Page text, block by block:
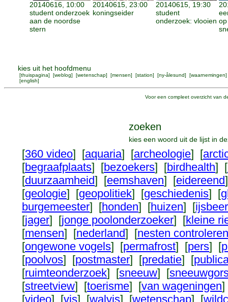
20140616, 10:00
student onderzoek
aan de noordse
stern
20140615, 23:00
koningseider
20140615, 19:30
student
onderzoek: vlooien
kies uit het hoofdmenu
[thuispagina] [weblog] [wetenschap] [mensen] [station] [ny-ålesund] [waarnemingen
[english]
Voor een compleet overzicht van
zoeken
kies een woord uit de lijst in
[360 video] [aquaria] [archeologie] [
[begraafplaats] [bezoekers] [birdhealth] [
[duurzaamheid] [eemshaven] [eidereend
[geologie] [geopolitiek] [geschiedenis] [
burgemeester] [honden] [huizen] [ijsbeer
[jager] [jonge poolonderzoeker] [kleine
[mensen] [nederland] [nesten controleren
[ongewone vogels] [permafrost] [pers] [
[poolvos] [postmaster] [predatie] [
[ruimteonderzoek] [sneeuw] [
[streetview] [toerisme] [van wageningen
[video] [vis] [walvis] [wetenschap] [